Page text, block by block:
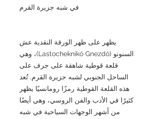
في شبه جزيرة القرم
يظهر على ظهر الورقة النقدية عش
السنونو (Lastocheknikó Gnezdó)، وهي
قلعة قوطية شاهقة على جرف على
الساحل الجنوبي لشبه جزيرة القرم. تُعد
هذه القلعة القوطية رمزًا رومانسيًا يظهر
كثيرًا في الأدب والفن الروسي، وهي أيضًا
من أشهر الوجهات السياحية في شبه